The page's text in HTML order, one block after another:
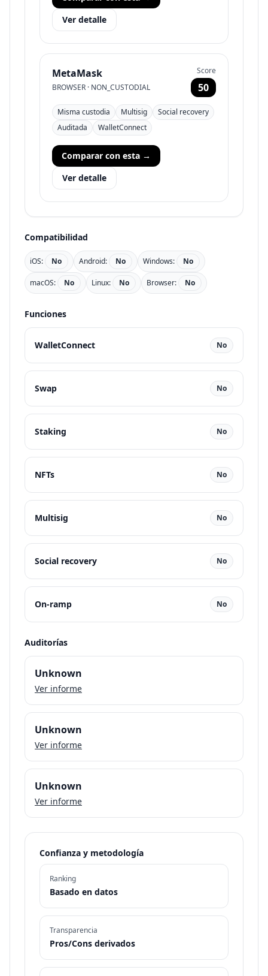
Ver detalle
MetaMask
BROWSER · NON_CUSTODIAL
Score
50
Misma custodia Multisig
Social recovery
Auditada
WalletConnect
Comparar con esta →
Ver detalle
Compatibilidad
iOS: No Android: No Windows: No
macOS: No Linux: No Browser: No
Funciones
WalletConnect No
Swap No
Staking No
NFTs No
Multisig No
Social recovery No
On-ramp No
Auditorías
Unknown
Ver informe
Unknown
Ver informe
Unknown
Ver informe
Confianza y metodología
Ranking
Basado en datos
Transparencia
Pros/Cons derivados